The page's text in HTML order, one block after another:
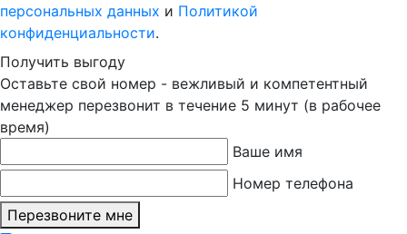
персональных данных и Политикой
конфиденциальности.
Получить выгоду
Оставьте свой номер - вежливый и компетентный
менеджер перезвонит в течение 5 минут (в рабочее
время)
Ваше имя
Номер телефона
Перезвоните мне